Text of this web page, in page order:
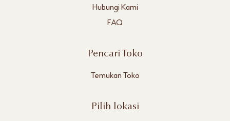
Hubungi Kami
FAQ
Pencari Toko
Temukan Toko
Pilih lokasi